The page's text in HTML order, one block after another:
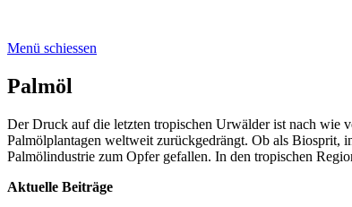
Menü schiessen
Palmöl
Der Druck auf die letzten tropischen Urwälder ist nach wie
Palmölplantagen weltweit zurückgedrängt. Ob als Biosprit,
Palmölindustrie zum Opfer gefallen. In den tropischen
Aktuelle Beiträge